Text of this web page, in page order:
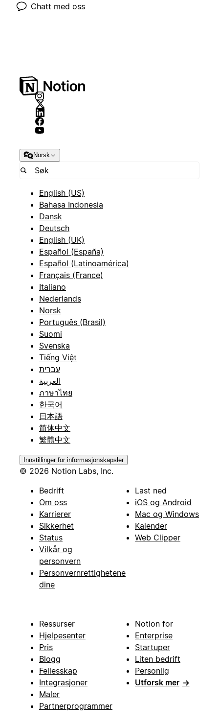
Chatt med oss
Norsk
English (US)
Bahasa Indonesia
Dansk
Deutsch
English (UK)
Español (España)
Español (Latinoamérica)
Français (France)
Italiano
Nederlands
Norsk
Português (Brasil)
Suomi
Svenska
Tiếng Việt
עברית
العربية
ภาษาไทย
한국어
日本語
简体中文
繁體中文
Innstillinger for informasjonskapsler
© 2026 Notion Labs, Inc.
Bedrift
Om oss
Karrierer
Sikkerhet
Status
Vilkår og
personvern
Personvernrettighetene
dine
Last ned
iOS og Android
Mac og Windows
Kalender
Web Clipper
Ressurser
Hjelpesenter
Pris
Blogg
Fellesskap
Integrasjoner
Maler
Partnerprogrammer
Notion for
Enterprise
Startuper
Liten bedrift
Personlig
Utforsk mer →